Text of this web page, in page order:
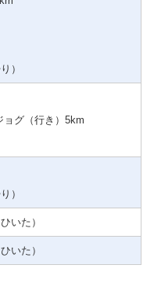
）
ョグ（行き）5km
）
いた）
いた）